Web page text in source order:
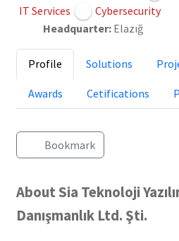
IT Services
Cybersecurity
Headquarter: Elazığ
Profile Solutions
Awards Cetifications
Bookmark
About Sia Teknoloji
Danışmanlık Ltd. Şti.